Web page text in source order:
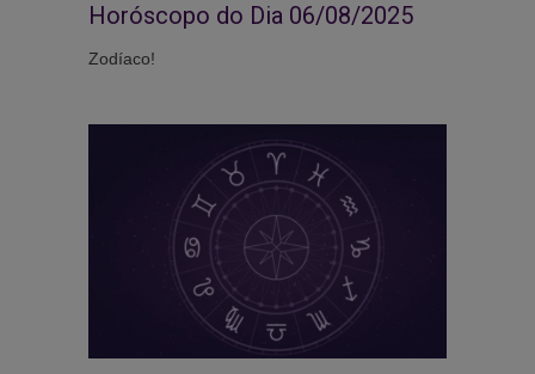
Horóscopo do Dia 06/08/2025
Zodíaco!